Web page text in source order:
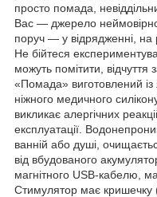
просто помада,
Вас — джерело
поруч — у відрядженні, на
Не бійтеся
можуть помітити,
«Помада» виготовлений із
ніжного медичного
викликає алергічних
експлуатації.
ванній або душі,
від вбудованого
магнітного USB-кабелю,
Стимулятор має кришечку